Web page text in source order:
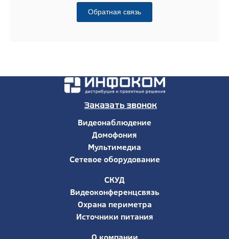
Обратная связь
Заказать звонок
Видеонаблюдение
Домофония
Мультимедиа
Сетевое оборудование
СКУД
Видеоконференцсвязь
Охрана периметра
Источники питания